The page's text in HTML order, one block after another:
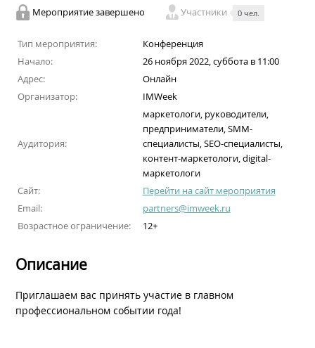
Мероприятие завершено Участники 0 чел.
Тип мероприятия:
Конференция
Начало:
26 ноября 2022, суббота в 11:00
Адрес:
Онлайн
Организатор:
IMWeek
Аудитория:
маркетологи, руководители,
предприниматели, SMM-
специалисты, SEO-специалисты,
контент-маркетологи, digital-
маркетологи
Сайт:
Перейти на сайт мероприятия
Email:
partners@imweek.ru
Возрастное ограничение:
12+
Описание
Приглашаем вас принять участие в главном
профессиональном событии года!